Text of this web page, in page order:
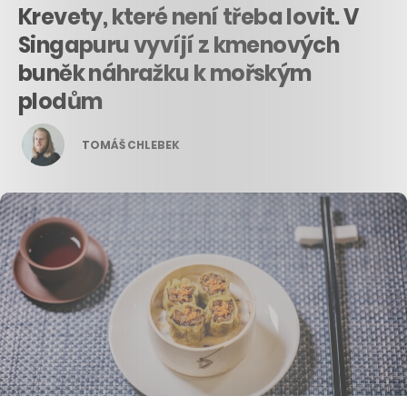
Krevety, které není třeba lovit. V
Singapuru vyvíjí z kmenových
buněk náhražku k mořským
plodům
TOMÁŠ CHLEBEK